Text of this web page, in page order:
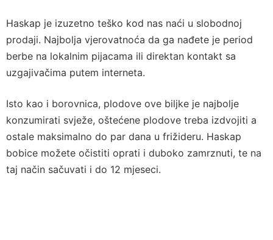
Haskap je izuzetno teško kod nas naći u slobodnoj
prodaji. Najbolja vjerovatnoća da ga nađete je period
berbe na lokalnim pijacama ili direktan kontakt sa
uzgajivačima putem interneta.
Isto kao i borovnica, plodove ove biljke je najbolje
konzumirati svježe, oštećene plodove treba izdvojiti a
ostale maksimalno do par dana u frižideru. Haskap
bobice možete očistiti oprati i duboko zamrznuti, te na
taj način sačuvati i do 12 mjeseci.